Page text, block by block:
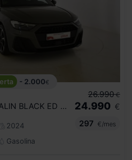
- 2.000€
SPORTBACK ADRENALIN BLACK ED 25TFSI 70KW
2024
Gasolina
26.990 €
24.990 €
297
€/mes